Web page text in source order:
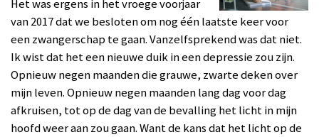
Het was ergens in het vroege voorjaar
van 2017 dat we besloten om nog één laatste keer voor
een zwangerschap te gaan. Vanzelfsprekend was dat niet.
Ik wist dat het een nieuwe duik in een depressie zou zijn.
Opnieuw negen maanden die grauwe, zwarte deken over
mijn leven. Opnieuw negen maanden lang dag voor dag
afkruisen, tot op de dag van de bevalling het licht in mijn
hoofd weer aan zou gaan. Want de kans dat het licht op de